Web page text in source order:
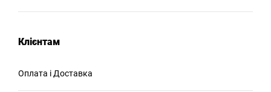
Клієнтам
Оплата і Доставка